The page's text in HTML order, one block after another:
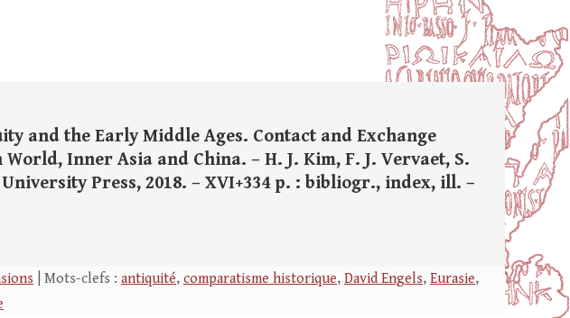
and the Early Middle Ages. Contact and Exchange
Inner Asia and China. – H. J. Kim, F. J. Vervaet, S.
Press, 2018. – XVI+334 p. : bibliogr., index, ill. –
| Mots-clefs : antiquité, comparatisme historique, David Engels, Eurasie,